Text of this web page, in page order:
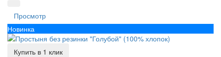
Просмотр
Новинка
Купить в 1 клик